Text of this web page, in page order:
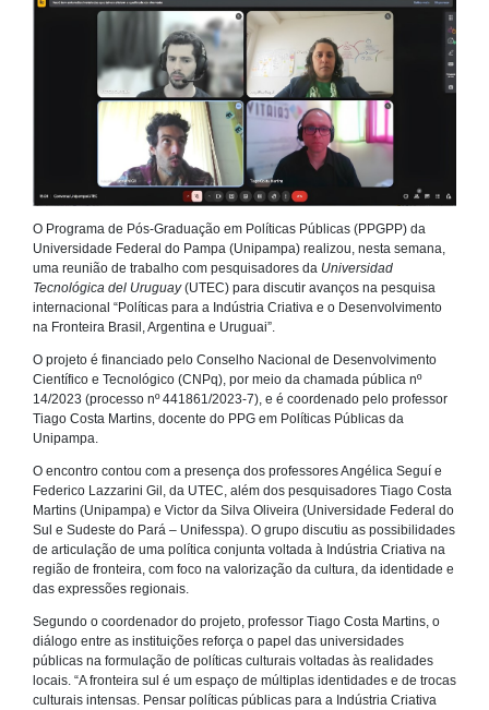
O Programa de Pós-Graduação em Políticas Públicas (PPGPP) da
Universidade Federal do Pampa (Unipampa) realizou, nesta semana,
uma reunião de trabalho com pesquisadores da Universidad
Tecnológica del Uruguay(UTEC) para discutir avanços na pesquisa
internacional “Políticas para a Indústria Criativa e o Desenvolvimento
na Fronteira Brasil, Argentina e Uruguai”.
O projeto é financiado pelo Conselho Nacional de Desenvolvimento
Científico e Tecnológico (CNPq), por meio da chamada pública nº
14/2023 (processo nº 441861/2023-7), e é coordenado pelo professor
Tiago Costa Martins, docente do PPG em Políticas Públicas da
Unipampa.
O encontro contou com a presença dos professores Angélica Seguí e
Federico Lazzarini Gil, da UTEC, além dos pesquisadores Tiago Costa
Martins (Unipampa) e Victor da Silva Oliveira (Universidade Federal do
Sul e Sudeste do Pará – Unifesspa). O grupo discutiu as possibilidades
de articulação de uma política conjunta voltada à Indústria Criativa na
região de fronteira, com foco na valorização da cultura, da identidade e
das expressões regionais.
Segundo o coordenador do projeto, professor Tiago Costa Martins, o
diálogo entre as instituições reforça o papel das universidades
públicas na formulação de políticas culturais voltadas às realidades
locais. “A fronteira sul é um espaço de múltiplas identidades e de trocas
culturais intensas. Pensar políticas públicas para a Indústria Criativa